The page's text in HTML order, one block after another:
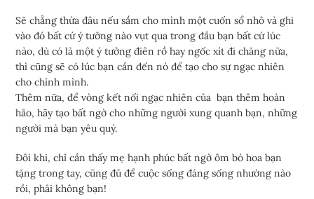
Sẽ chẳng thừa đâu nếu sắm cho mình một cuốn sổ nhỏ và ghi
vào đó bất cứ ý tưởng nào vụt qua trong đầu bạn bất cứ lúc
nào, dù có là một ý tưởng điên rồ hay ngốc xít đi chăng nữa,
thì cũng sẽ có lúc bạn cần đến nó để tạo cho sự ngạc nhiên
cho chính mình.
Thêm nữa, để vòng kết nối ngạc nhiên của bạn thêm hoàn
hảo, hãy tạo bất ngờ cho những người xung quanh bạn, những
người mà bạn yêu quý.
Đôi khi, chỉ cần thấy mẹ hạnh phúc bất ngờ ôm bó hoa bạn
tặng trong tay, cũng đủ để cuộc sống đáng sống nhường nào
rồi, phải không bạn!